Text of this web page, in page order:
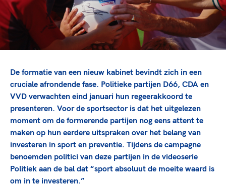
Game Changer
TeamNL kids
Nieuwspagina
Columns
Sport gaat niet vanzelf
Gezonde sportomgeving
Duurzaamheid
Bekwaam sportkader
Vitale clubs en bestuurlijk kader
Sportmatch
Clubacties
Handboek Wet- en Regelgeving
Opleidingen en trainingen
High5 Stappenplan
Ruimte voor sport
Kennisaanbod TeamNL Experts
TeamNL Sport Science Centre
Paralympische Spelen LA28
Europese Spelen Istanbul 2027
Topsportbeleid
Topsportfinanciering
Maatschappelijke waarde topsport
Top teamsportcompetities
De formatie van een nieuw kabinet bevindt zich in een
cruciale afrondende fase. Politieke partijen D66, CDA en
VVD verwachten eind januari hun regeerakkoord te
presenteren. Voor de sportsector is dat het uitgelezen
moment om de formerende partijen nog eens attent te
maken op hun eerdere uitspraken over het belang van
investeren in sport en preventie. Tijdens de campagne
benoemden politici van deze partijen in de videoserie
Politiek aan de bal dat “sport absoluut de moeite waard is
om in te investeren.”